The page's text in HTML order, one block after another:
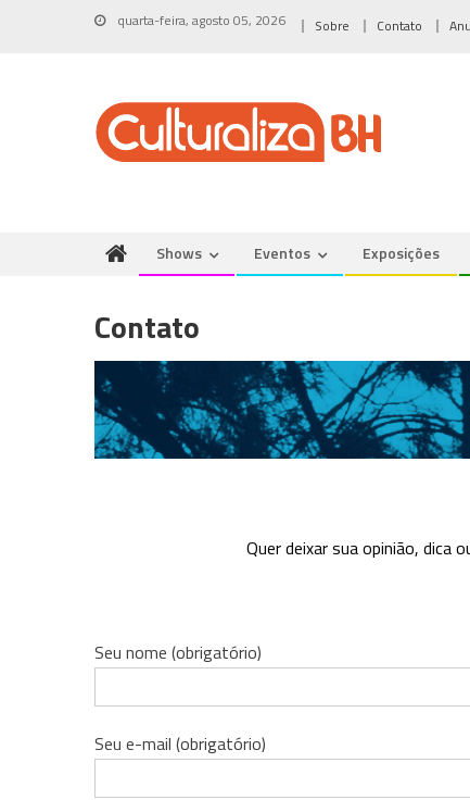
quarta-feira, agosto 05, 2026 Sobre Contato
Shows Eventos Exposições
Contato
Quer deixar sua opinião, dica
Seu nome (obrigatório)
Seu e-mail (obrigatório)